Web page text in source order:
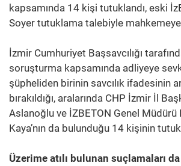
kapsamında 14 kişi tutuklandı, eski
Soyer tutuklama talebiyle
İzmir Cumhuriyet Başsavcılığı
soruşturma kapsamında adliyeye
şüpheliden birinin savcılık ifadesinin
bırakıldığı, aralarında CHP İzmir İl
Aslanoğlu ve İZBETON Genel Müdürü
Kaya’nın da bulunduğu 14 kişinin
Üzerime atılı bulunan suçlamaları